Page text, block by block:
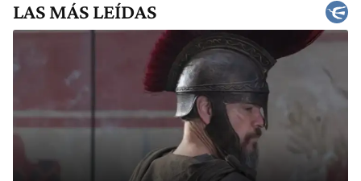
LAS MÁS LEÍDAS